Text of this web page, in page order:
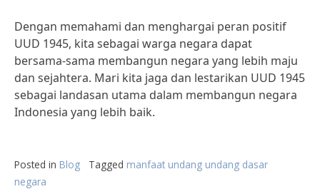
Dengan memahami dan menghargai peran positif
UUD 1945, kita sebagai warga negara dapat
bersama-sama membangun negara yang lebih maju
dan sejahtera. Mari kita jaga dan lestarikan UUD 1945
sebagai landasan utama dalam membangun negara
Indonesia yang lebih baik.
Posted in Blog Tagged manfaat undang undang dasar
negara